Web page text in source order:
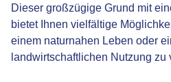
Dieser großzügige Grund mit
bietet Ihnen vielfältige
einem naturnahen Leben oder
landwirtschaftlichen Nutzung zu